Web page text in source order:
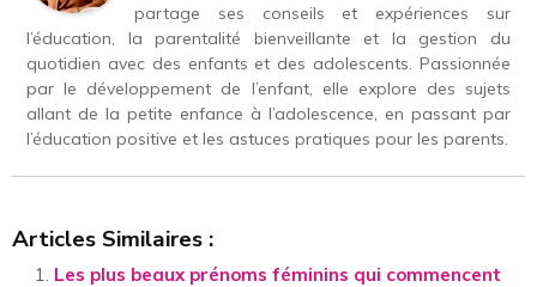
partage ses conseils et expériences sur
l’éducation, la parentalité bienveillante et la gestion du
quotidien avec des enfants et des adolescents. Passionnée
par le développement de l’enfant, elle explore des sujets
allant de la petite enfance à l’adolescence, en passant par
l’éducation positive et les astuces pratiques pour les parents.
Articles Similaires :
Les plus beaux prénoms féminins qui commencent